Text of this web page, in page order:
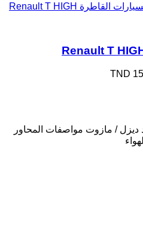
السيارات القاطرة Renault T HIGH
Renault T
TND
ديزل / مازوت مواصفات المحاور